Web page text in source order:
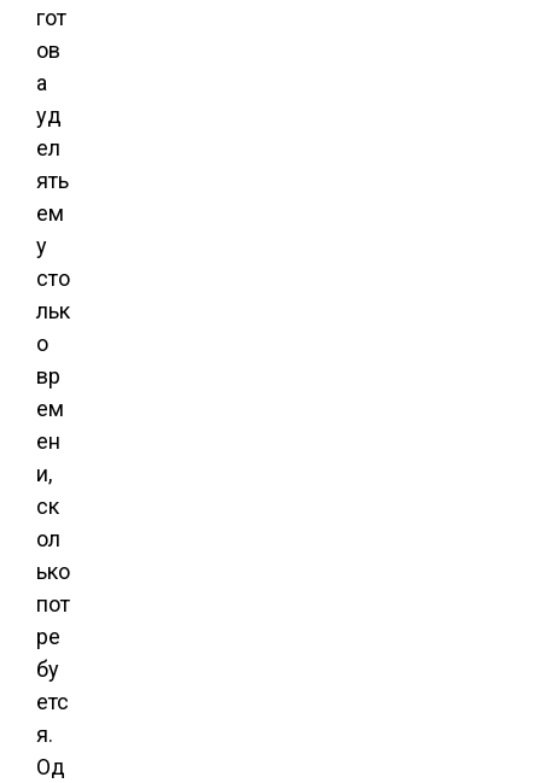
гот
ов
а
уд
ел
ять
ем
у
сто
льк
о
вр
ем
ен
и,
ск
ол
ько
пот
ре
бу
етс
я.
Од